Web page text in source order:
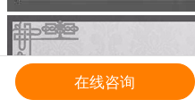
在线咨询